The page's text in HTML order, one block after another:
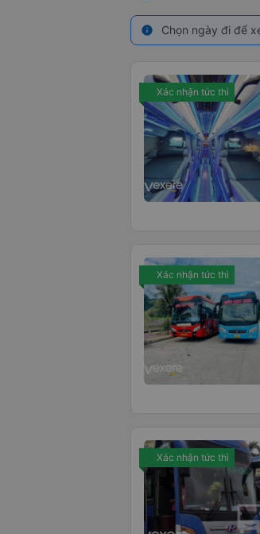
info Chọn ngày đi để
Xác nhận tức thì
Xác nhận tức thì
Xác nhận tức thì